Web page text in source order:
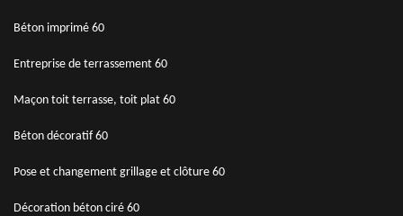
Béton imprimé 60
Entreprise de terrassement 60
Maçon toit terrasse, toit plat 60
Béton décoratif 60
Pose et changement grillage et clôture 60
Décoration béton ciré 60